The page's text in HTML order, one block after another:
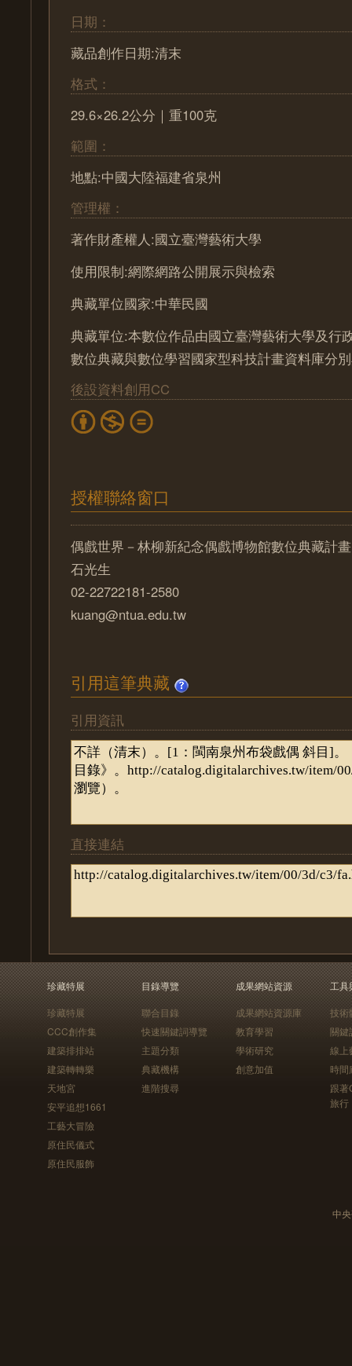
日期：
藏品創作日期:清末
格式：
29.6×26.2公分｜重100克
範圍：
地點:中國大陸福建省泉州
管理權：
著作財產權人:國立臺灣藝術大學
使用限制:網際網路公開展示與檢索
典藏單位國家:中華民國
典藏單位:本數位作品由國立臺灣藝術大學及行
數位典藏與數位學習國家型科技計畫資料庫分
後設資料創用CC
授權聯絡窗口
偶戲世界－林柳新紀念偶戲博物館數位典藏計畫
石光生
02-22722181-2580
kuang@ntua.edu.tw
引用這筆典藏
引用資訊
直接連結
珍藏特展
珍藏特展
CCC創作集
建築排排站
建築轉轉樂
天地宮
安平追想1661
工藝大冒險
原住民儀式
原住民服飾
目錄導覽
聯合目錄
快速關鍵詞導覽
主題分類
典藏機構
進階搜尋
成果網站資源
成果網站資源庫
教育學習
學術研究
創意加值
工具
技術
關鍵
線上
時間
跟
旅行
中